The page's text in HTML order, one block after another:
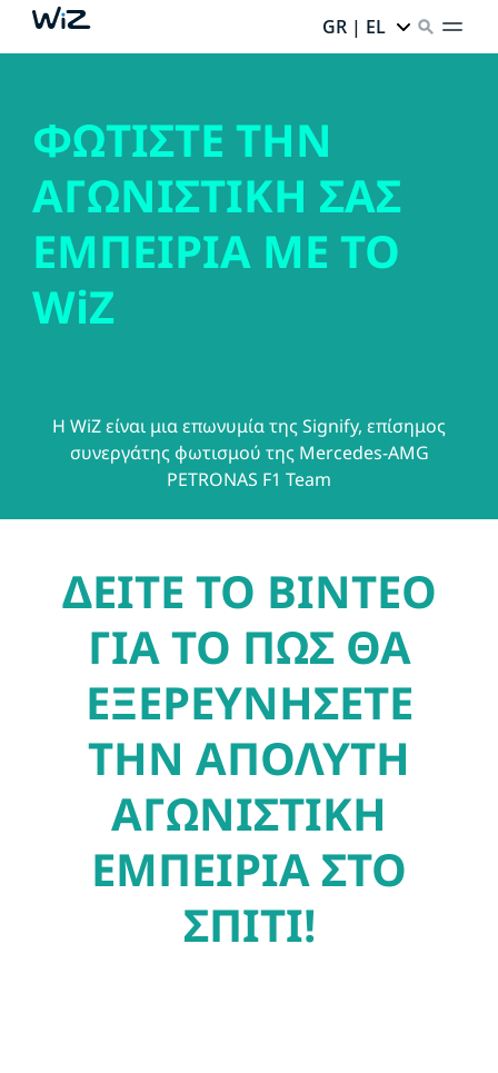
GR | EL
ΦΩΤΙΣΤΕ ΤΗΝ
ΑΓΩΝΙΣΤΙΚΗ ΣΑΣ
ΕΜΠΕΙΡΙΑ ΜΕ ΤΟ
WiZ
Η WiZ είναι μια επωνυμία της Signify, επίσημος
συνεργάτης φωτισμού της Mercedes-AMG
PETRONAS F1 Team
ΔΕΙΤΕ ΤΟ ΒΙΝΤΕΟ
ΓΙΑ ΤΟ ΠΩΣ ΘΑ
ΕΞΕΡΕΥΝΗΣΕΤΕ
ΤΗΝ ΑΠΟΛΥΤΗ
ΑΓΩΝΙΣΤΙΚΗ
ΕΜΠΕΙΡΙΑ ΣΤΟ
ΣΠΙΤΙ!